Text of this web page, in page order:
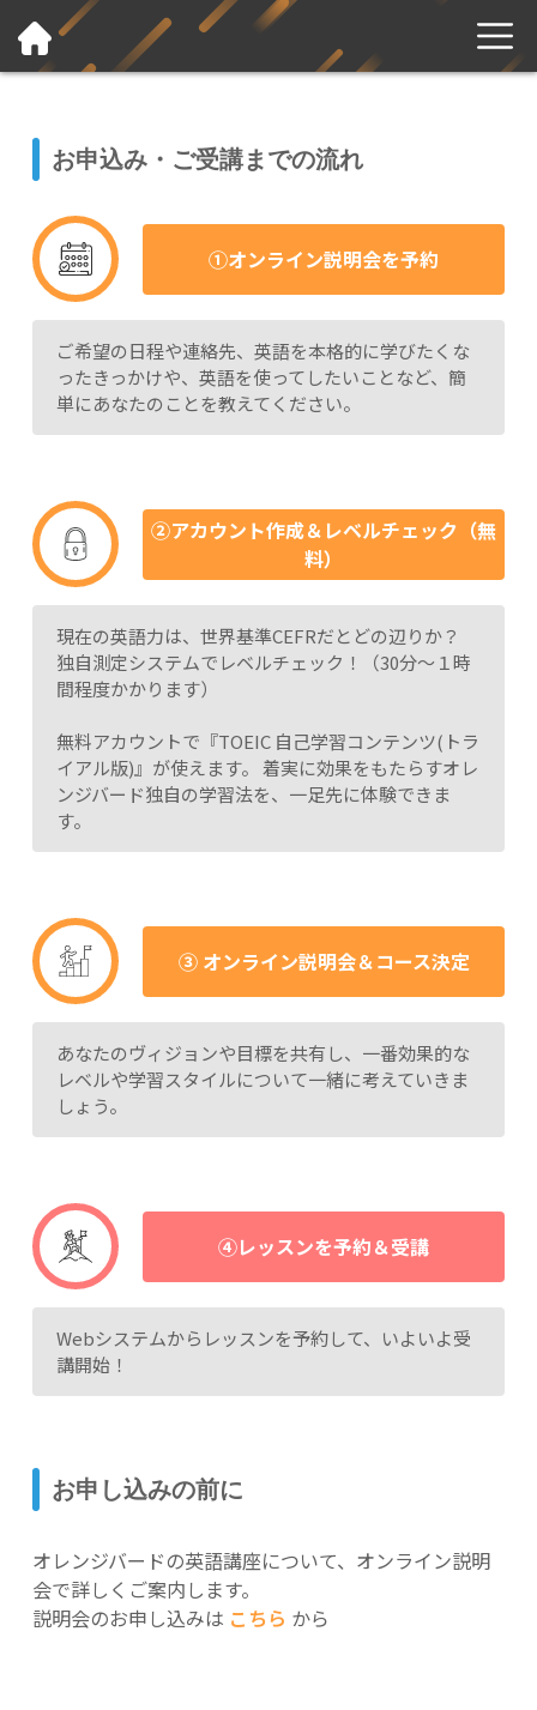
お申込み・ご受講までの流れ
①オンライン説明会を予約
ご希望の日程や連絡先、英語を本格的に学びたくな
ったきっかけや、英語を使ってしたいことなど、簡
単にあなたのことを教えてください。
②アカウント作成＆レベルチェック（無
料）
現在の英語力は、世界基準CEFRだとどの辺りか？
独自測定システムでレベルチェック！（30分～１時
間程度かかります）
無料アカウントで『TOEIC 自己学習コンテンツ(トラ
イアル版)』が使えます。 着実に効果をもたらすオレ
ンジバード独自の学習法を、一足先に体験できま
す。
③ オンライン説明会＆コース決定
あなたのヴィジョンや目標を共有し、一番効果的な
レベルや学習スタイルについて一緒に考えていきま
しょう。
④レッスンを予約＆受講
Webシステムからレッスンを予約して、いよいよ受
講開始！
お申し込みの前に
オレンジバードの英語講座について、オンライン説明
会で詳しくご案内します。
説明会のお申し込みは こちら から